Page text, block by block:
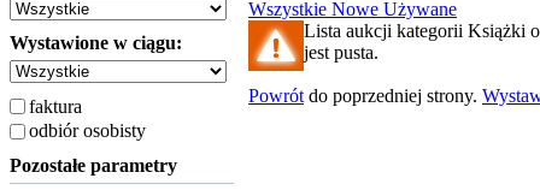
Wystawione w ciągu:
faktura
odbiór osobisty
Pozostałe parametry
Wszystkie Nowe Używane
Lista aukcji kategorii Książki
jest pusta.
Powrót do poprzedniej strony.